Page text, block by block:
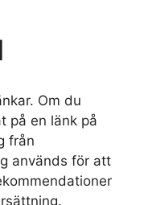
Om du
på en länk på
från
används för att